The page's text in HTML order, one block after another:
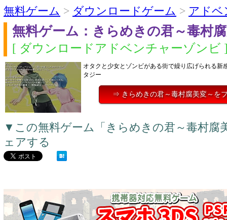
無料ゲーム > ダウンロードゲーム > アドベ
無料ゲーム：きらめきの君～毒村
[ ダウンロードアドベンチャーゾンビ
オタクと少女とゾンビがある街で繰り広げられる新
タジー
⇒ きらめきの君～毒村腐美変～を
▼この無料ゲーム「きらめきの君～毒村腐
ェアする